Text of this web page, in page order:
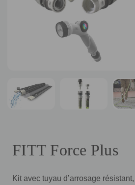
FITT Force Plus
Kit avec tuyau d’arrosage